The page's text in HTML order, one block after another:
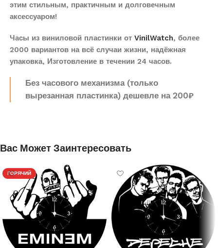
этим стильным, практичным и долговечным
аксессуаром!
Часы из виниловой пластинки от VinilWatch, более
2000 вариантов на всё случаи жизни, надёжная
упаковка, Изготовление в течении 24 часов.
Без часового механизма (только
вырезанная пластинка) дешевле на 200₽
Вас Может Заинтересовать
ГОРЯЧИЙ